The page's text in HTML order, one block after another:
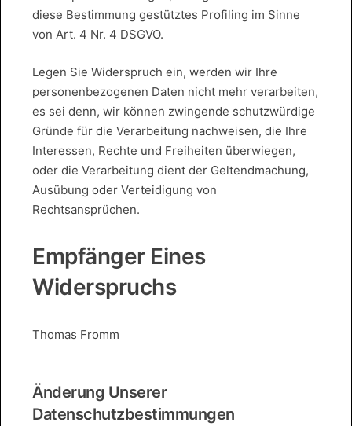
diese Bestimmung gestütztes Profiling im Sinne
von Art. 4 Nr. 4 DSGVO.
Legen Sie Widerspruch ein, werden wir Ihre
personenbezogenen Daten nicht mehr verarbeiten,
es sei denn, wir können zwingende schutzwürdige
Gründe für die Verarbeitung nachweisen, die Ihre
Interessen, Rechte und Freiheiten überwiegen,
oder die Verarbeitung dient der Geltendmachung,
Ausübung oder Verteidigung von
Rechtsansprüchen.
Empfänger Eines
Widerspruchs
Thomas Fromm
Änderung Unserer
Datenschutzbestimmungen